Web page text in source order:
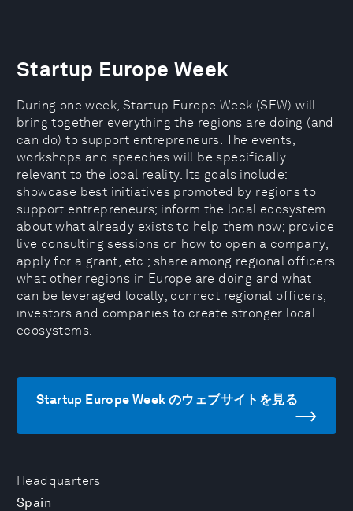
Headquarters
Spain
Startup Europe Week
During one week, Startup Europe Week (SEW) will
bring together everything the regions are doing (and
can do) to support entrepreneurs. The events,
workshops and speeches will be specifically
relevant to the local reality. Its goals include:
showcase best initiatives promoted by regions to
support entrepreneurs; inform the local ecosystem
about what already exists to help them now; provide
live consulting sessions on how to open a company,
apply for a grant, etc.; share among regional officers
what other regions in Europe are doing and what
can be leveraged locally; connect regional officers,
investors and companies to create stronger local
ecosystems.
Startup Europe Week のウェブサイトを見る